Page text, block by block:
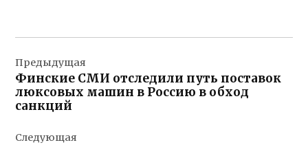
по
записям
Предыдущая
Финские СМИ отследили путь поставок
люксовых машин в Россию в обход
санкций
Следующая